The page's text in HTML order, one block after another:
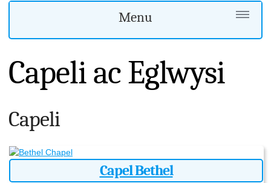
Menu
Capeli ac Eglwysi
Capeli
Capel Bethel